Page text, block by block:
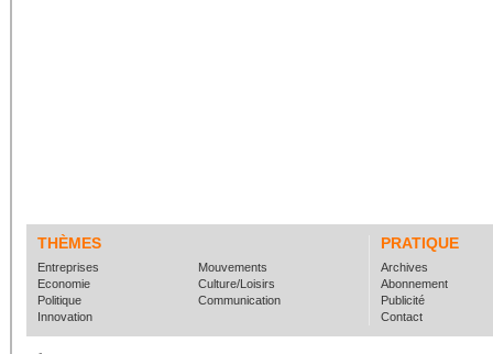
THÈMES PRATIQUE
Entreprises
Economie
Politique
Innovation
Mouvements
Culture/Loisirs
Communication
Archives
Abonnement
Publicité
Contact